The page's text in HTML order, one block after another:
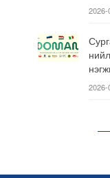
2026-
2026-